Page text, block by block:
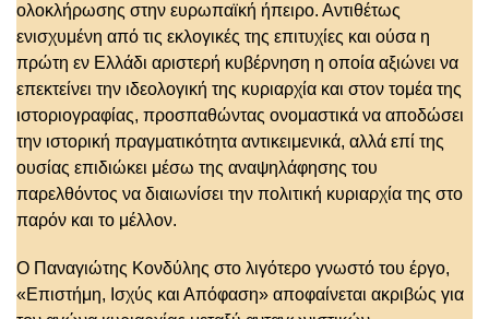
ολοκλήρωσης στην ευρωπαϊκή ήπειρο. Αντιθέτως
ενισχυμένη από τις εκλογικές της επιτυχίες και ούσα η
πρώτη εν Ελλάδι αριστερή κυβέρνηση η οποία αξιώνει να
επεκτείνει την ιδεολογική της κυριαρχία και στον τομέα της
ιστοριογραφίας, προσπαθώντας ονομαστικά να αποδώσει
την ιστορική πραγματικότητα αντικειμενικά, αλλά επί της
ουσίας επιδιώκει μέσω της αναψηλάφησης του
παρελθόντος να διαιωνίσει την πολιτική κυριαρχία της στο
παρόν και το μέλλον.
Ο Παναγιώτης Κονδύλης στο λιγότερο γνωστό του έργο,
«Επιστήμη, Ισχύς και Απόφαση» αποφαίνεται ακριβώς για